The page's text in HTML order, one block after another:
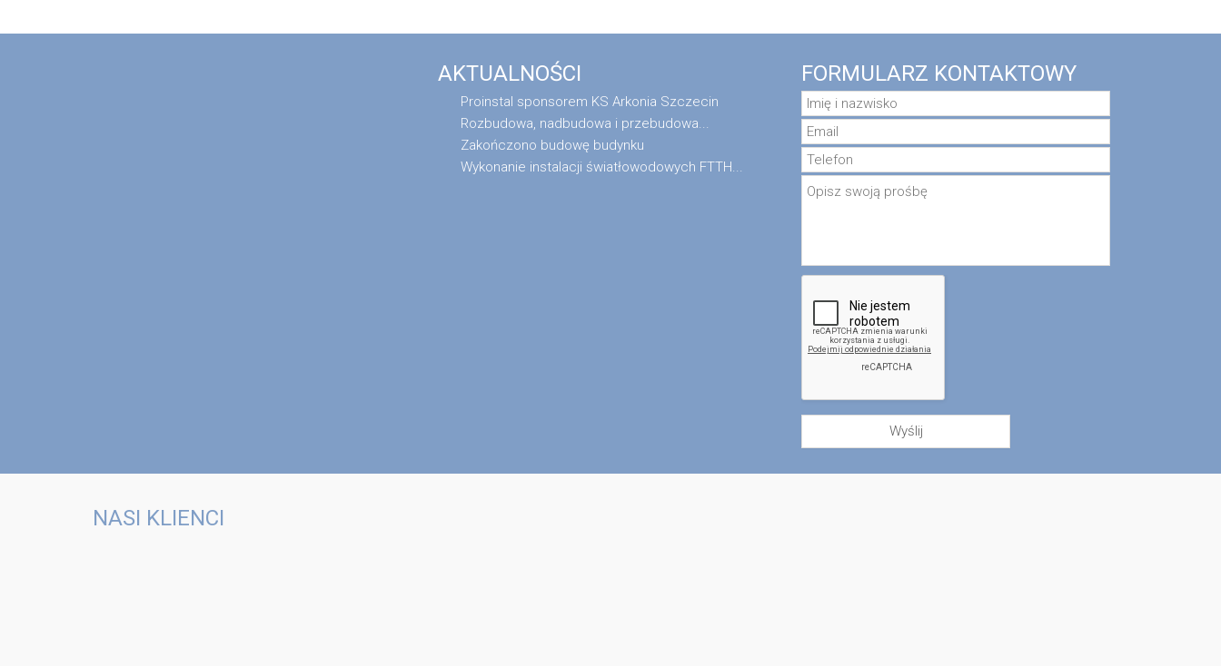
AKTUALNOŚCI
Proinstal sponsorem KS Arkonia Szczecin
Rozbudowa, nadbudowa i przebudowa...
Zakończono budowę budynku
Wykonanie instalacji światłowodowych FTTH...
FORMULARZ KONTAKTOWY
Wyślij
NASI KLIENCI